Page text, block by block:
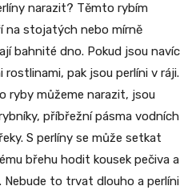
narazit? Těmto rybím
na stojatých nebo mírně
bahnité dno. Pokud jsou navíc
pak jsou perlíni v ráji.
ryby můžeme narazit, jsou
příbřežní pásma vodních
S perlíny se může setkat
břehu hodit kousek pečiva a
to trvat dlouho a perlíni